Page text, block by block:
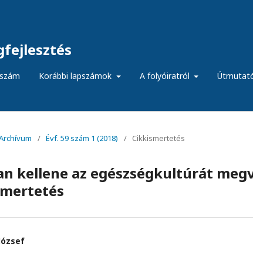
Korábbi lapszámok A folyóiratról
/ Évf. 59 szám 1 (2018) / Cikkismertetés
kellene az egészségkultúrát